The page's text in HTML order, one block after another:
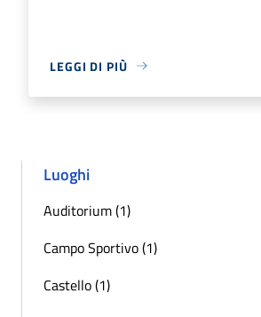
LEGGI DI PIÙ
Luoghi
Auditorium (1)
Campo Sportivo (1)
Castello (1)